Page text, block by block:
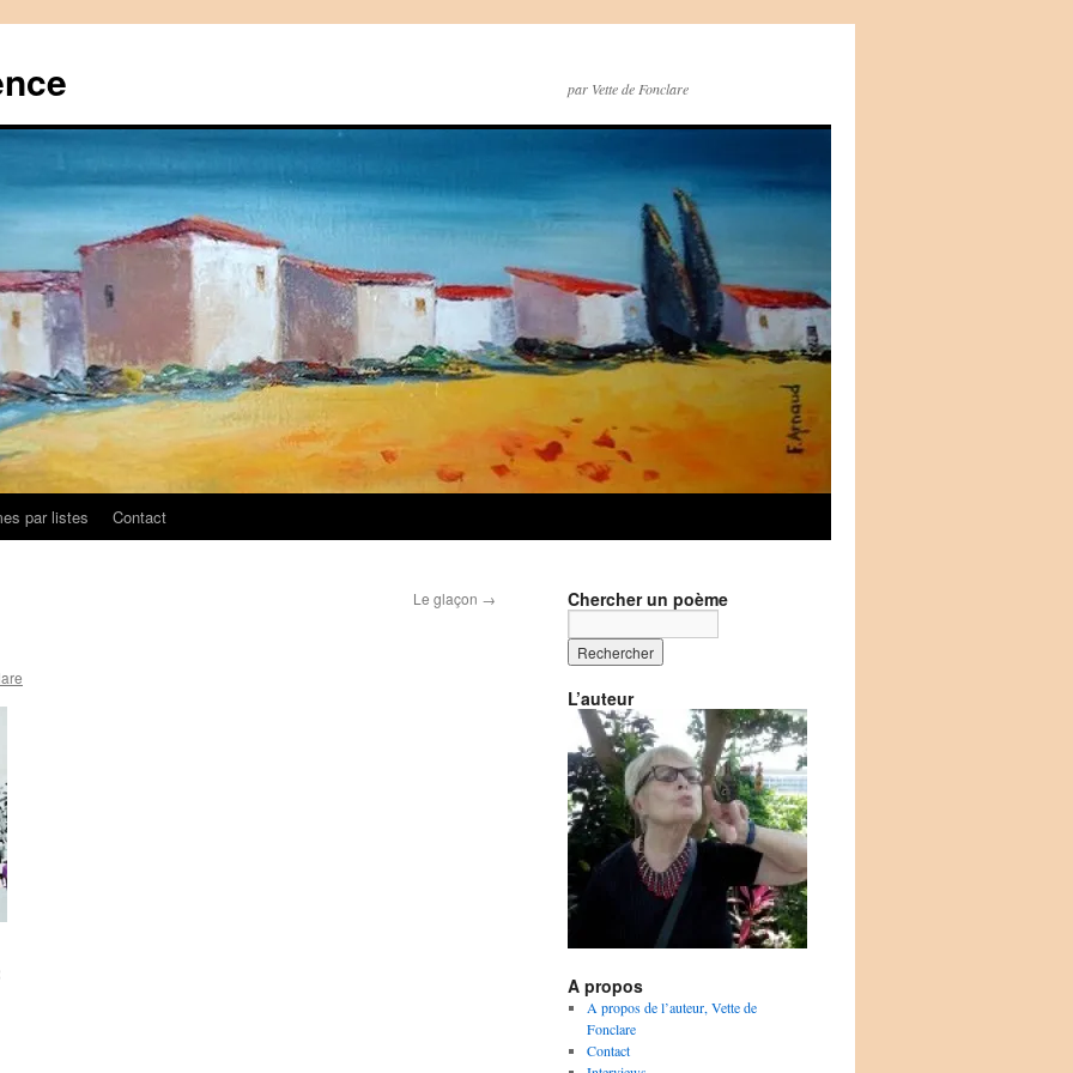
par Vette de Fonclare
par listes Contact
Le glaçon → Chercher un poème
L’auteur
A propos
A propos de l’auteur, Vette de
Fonclare
Contact